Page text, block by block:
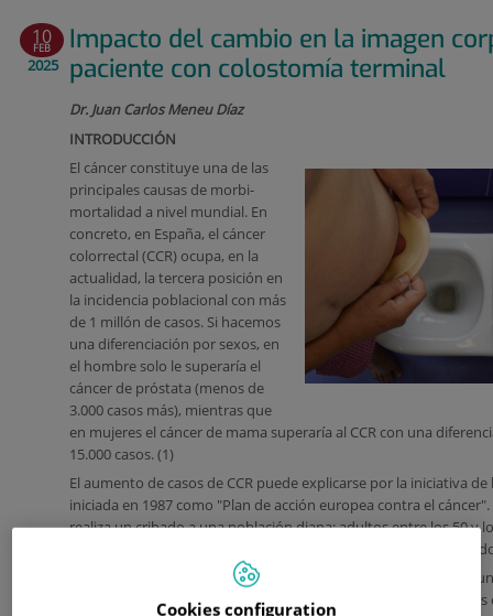
10
FEB
2025
Impacto del cambio en la imagen
paciente con colostomía terminal
Dr. Juan Carlos Meneu Díaz
INTRODUCCIÓN
El cáncer constituye una de las
principales causas de morbi-
mortalidad a nivel mundial. En
concreto, en España, el cáncer
colorrectal (CCR) ocupa, en la
actualidad, la tercera posición en
la incidencia poblacional con más
de 1 millón de casos. Si hacemos
una diferenciación por sexos, en
el hombre solo le superaría el
cáncer de próstata (menos de
3.000 casos más), mientras que
en mujeres el cáncer de mama superaría al CCR con una
15.000 casos. (1)
El aumento de casos de CCR puede explicarse por la iniciativa
iniciada en 1987 como "Plan de acción europea contra el
realiza un cribado a una población diana: adultos entre los 50 y
antecedentes personales ni familiares con una periodicidad de
La pandemia ocasionada por el virus SARS-CoV-2 ha generado
los diagnósticos de cáncer y las intervenciones tanto
Cookies configuration